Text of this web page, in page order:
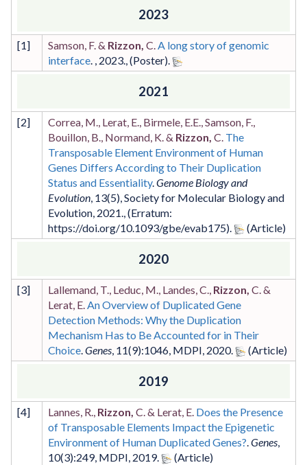
2023
[1] Samson, F. & Rizzon, C. A long story of genomic
interface
2023 (Poster)
2021
[2]
Correa, M., Lerat, E., Birmele, E.E., Samson, F.,
Bouillon, B., Normand, K. & Rizzon, C. The
Transposable Element Environment of Human
Genes Differs According to Their Duplication
Status and Essentiality. Genome Biology and
Evolution 13(5) Society for Molecular Biology and
Evolution 2021 (Erratum:
https://doi.org/10.1093/gbe/evab175)
2020
[3] Lallemand, T., Leduc, M., Landes, C., Rizzon, C. &
Lerat, E. An Overview of Duplicated Gene
Detection Methods: Why the Duplication
Mechanism Has to Be Accounted for in Their
Choice Genes 11(9):1046 MDPI 2020.
2019
[4] Lannes, R., Rizzon, C. & Lerat, E. Does the Presence
of Transposable Elements Impact the Epigenetic
Environment of Human Duplicated Genes? Genes
10(3):249, MDPI 2019.